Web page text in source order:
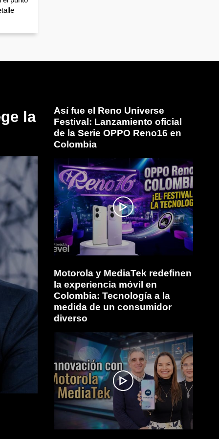
la
Así fue el Reno Universe
Festival: Lanzamiento oficial
de la Serie OPPO Reno16 en
Colombia
Motorola y MediaTek redefinen
la experiencia móvil en
Colombia: Tecnología a la
medida de un consumidor
diverso